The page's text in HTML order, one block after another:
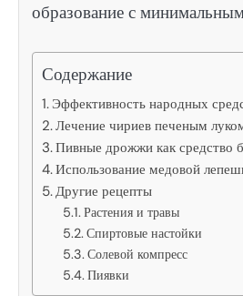
образование с
Содержание
Эффективность народных
Лечение чириев печеным
Пивные дрожжи как средство
Использование медовой
Другие рецепты
Растения и травы
Спиртовые настойки
Солевой компресс
Пиявки